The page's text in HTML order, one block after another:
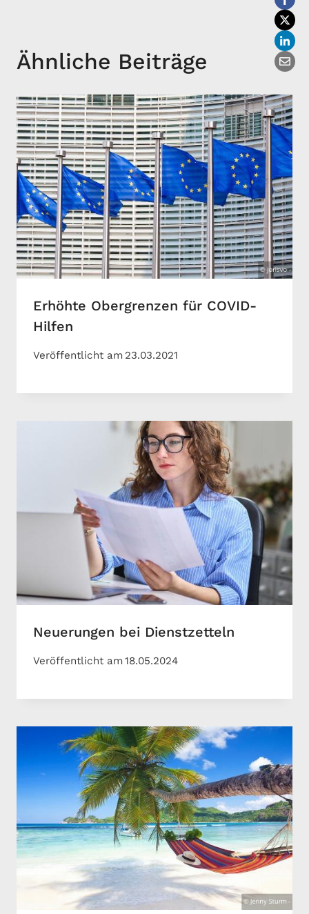
Ähnliche Beiträge
Erhöhte Obergrenzen für COVID-
Hilfen
Veröffentlicht am 23.03.2021
Neuerungen bei Dienstzetteln
Veröffentlicht am18.05.2024